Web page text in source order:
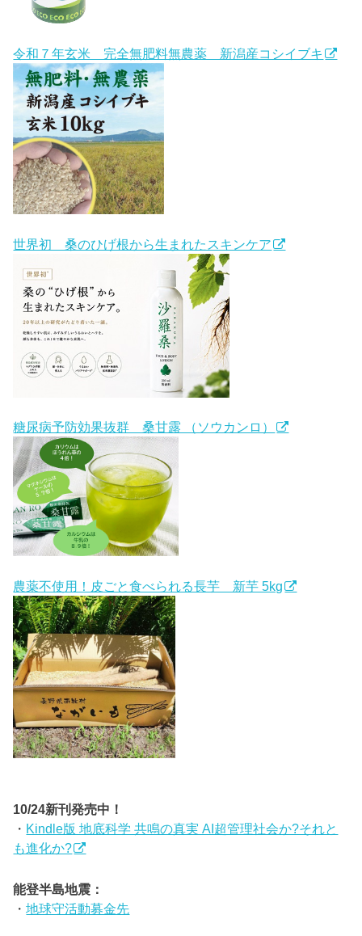
令和７年玄米 完全無肥料無農薬 新潟産コシイブキ
世界初 桑のひげ根から生まれたスキンケア
糖尿病予防効果抜群 桑甘露 （ソウカンロ）
農薬不使用！皮ごと食べられる長芋 新芋 5kg
10/24新刊発売中！
・ Kindle版 地底科学 共鳴の真実 AI超管理社会か?それと
も進化か?
能登半島地震：
・地球守活動募金先